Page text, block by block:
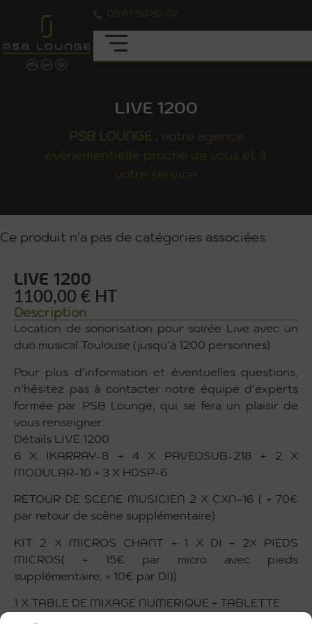
05 61 50 80 07
LIVE 1200
PSB LOUNGE, votre agence
évènementielle proche de vous et à
votre service
Ce produit n'a pas de catégories associées.
LIVE 1200
1100,00 € HT
Description
Location de sonorisation pour soirée Live avec un
duo musical Toulouse (jusqu’à 1200 personnes)
Pour plus d’information et éventuelles questions,
n’hésitez pas à contacter notre équipe d’experts
formée par PSB Lounge, qui se fera un plaisir de
vous renseigner.
Détails LIVE 1200
6 X IKARRAY-8 + 4 X PAVEOSUB-218 + 2 X
MODULAR-10 + 3 X HDSP-6
RETOUR DE SCENE MUSICIEN 2 X CXN-16 ( + 70€
par retour de scène supplémentaire)
KIT 2 X MICROS CHANT + 1 X DI + 2X PIEDS
MICROS( + 15€ par micro avec pieds
supplémentaire, + 10€ par DI))
1 X TABLE DE MIXAGE NUMERIQUE + TABLETTE